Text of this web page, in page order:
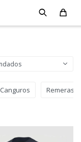
Canguros Remeras